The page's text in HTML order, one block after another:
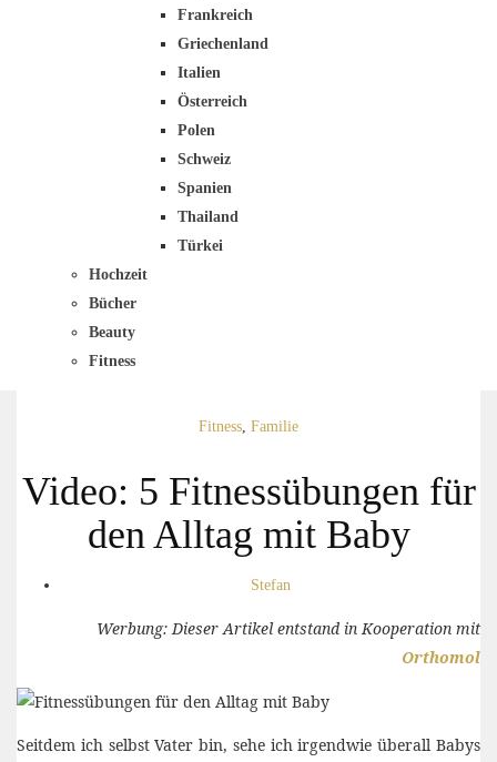
Frankreich
Griechenland
Italien
Österreich
Polen
Schweiz
Spanien
Thailand
Türkei
Hochzeit
Bücher
Beauty
Fitness
Fitness, Familie
Video: 5 Fitnessübungen für
den Alltag mit Baby
Stefan
Werbung: Dieser Artikel entstand in Kooperation mit
Orthomol
Seitdem ich selbst Vater bin, sehe ich irgendwie überall Babys